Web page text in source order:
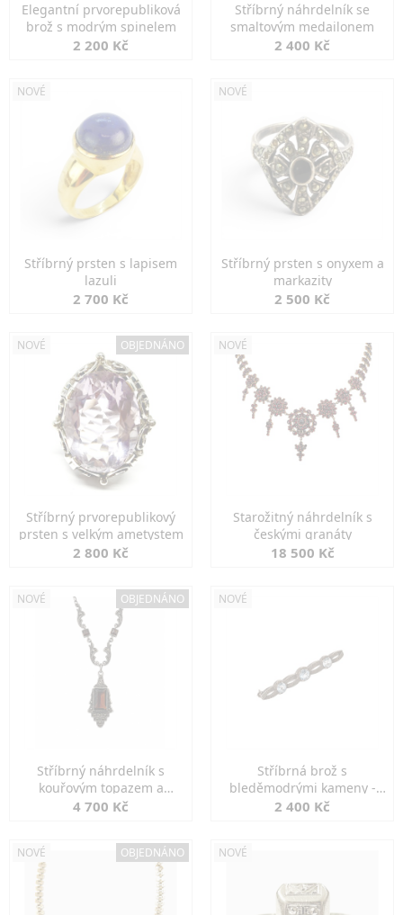
Elegantní prvorepubliková
brož s modrým spinelem
2 200 Kč
Stříbrný náhrdelník se
smaltovým medailonem
2 400 Kč
NOVÉ
Stříbrný prsten s lapisem
lazuli
2 700 Kč
NOVÉ
Stříbrný prsten s onyxem a
markazity
2 500 Kč
NOVÉ OBJEDNÁNO
Stříbrný prvorepublikový
prsten s velkým ametystem
2 800 Kč
NOVÉ
Starožitný náhrdelník s
českými granáty
18 500 Kč
NOVÉ OBJEDNÁNO
Stříbrný náhrdelník s
kouřovým topazem a
markazity
4 700 Kč
NOVÉ
Stříbrná brož s
bleděmodrými kameny -
jemná elegance
2 400 Kč
NOVÉ OBJEDNÁNO NOVÉ